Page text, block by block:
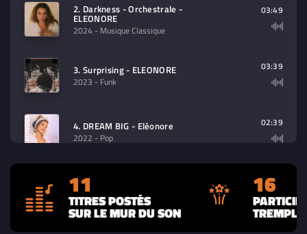
2. Darkness - Orchestrale -
ELEONORE
2024 - Musique Classique
03:49
3. Surprising - ELEONORE
2023 - Funk
03:39
4. DREAM BIG - Eléonore
2022 - Pop
02:39
5. GUIDE ME - Eléonore feat. Matthew
Cue
2022- RnB
03:11
11
TITRES POSTÉS
SUR LE MUR DU SON
16